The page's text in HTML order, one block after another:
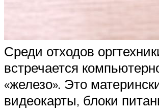
Среди отходов
встречается
«железо». Это
видеокарты, блоки